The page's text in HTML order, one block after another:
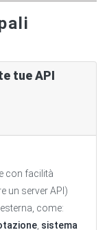
tue API
con facilità
un server API)
come:
sistema